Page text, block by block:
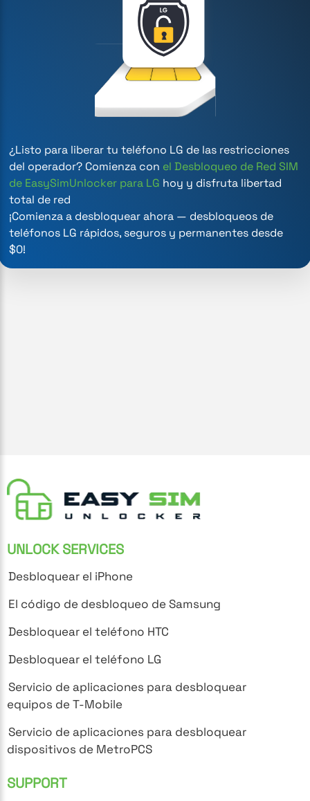
¿Listo para liberar tu teléfono LG de las restricciones
del operador? Comienza con el Desbloqueo de Red SIM
de EasySimUnlocker para LG hoy y disfruta libertad
total de red
¡Comienza a desbloquear ahora — desbloqueos de
teléfonos LG rápidos, seguros y permanentes desde
$0!
UNLOCK SERVICES
Desbloquear el iPhone
El código de desbloqueo de Samsung
Desbloquear el teléfono HTC
Desbloquear el teléfono LG
Servicio de aplicaciones para desbloquear
equipos de T-Mobile
Servicio de aplicaciones para desbloquear
dispositivos de MetroPCS
SUPPORT